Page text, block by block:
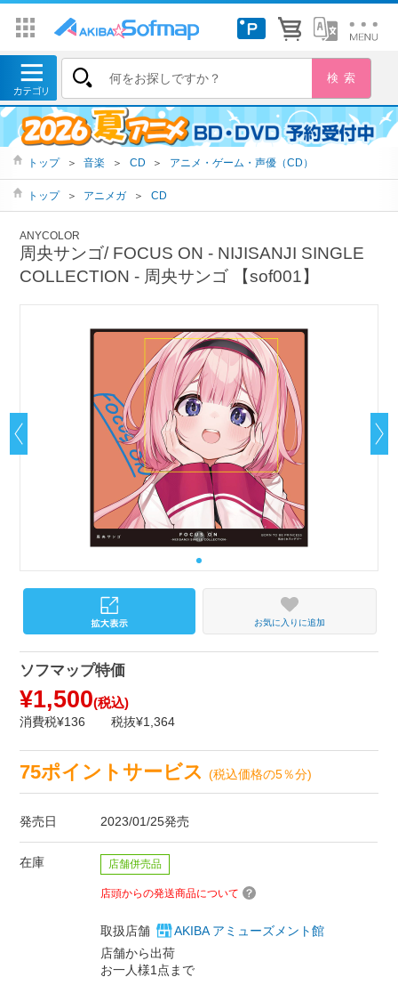
トップ ＞ 音楽 ＞ CD ＞ アニメ・ゲーム・声優（CD）
トップ ＞ アニメガ ＞ CD
ANYCOLOR
周央サンゴ/ FOCUS ON - NIJISANJI SINGLE
COLLECTION - 周央サンゴ 【sof001】
お気に入りに追加
ソフマップ特価
¥1,500(税込)
消費税¥136 税抜¥1,364
75ポイントサービス(税込価格の5％分)
発売日 2023/01/25発売
在庫 店舗併売品
店頭からの発送商品について
取扱店舗
AKIBA アミューズメント館
店舗から出荷
お一人様1点まで